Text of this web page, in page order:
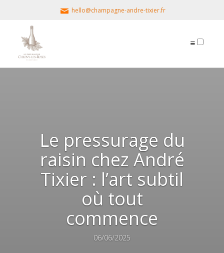
hello@champagne-andre-tixier.fr
Le pressurage du
raisin chez André
Tixier : l’art subtil
où tout
commence
06/06/2025